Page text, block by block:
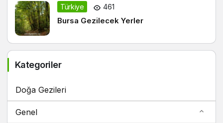
Türkiye 461
Bursa Gezilecek Yerler
Kategoriler
Doğa Gezileri
Genel